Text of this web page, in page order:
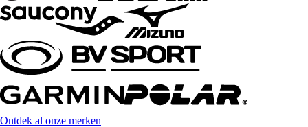
Ontdek al onze merken